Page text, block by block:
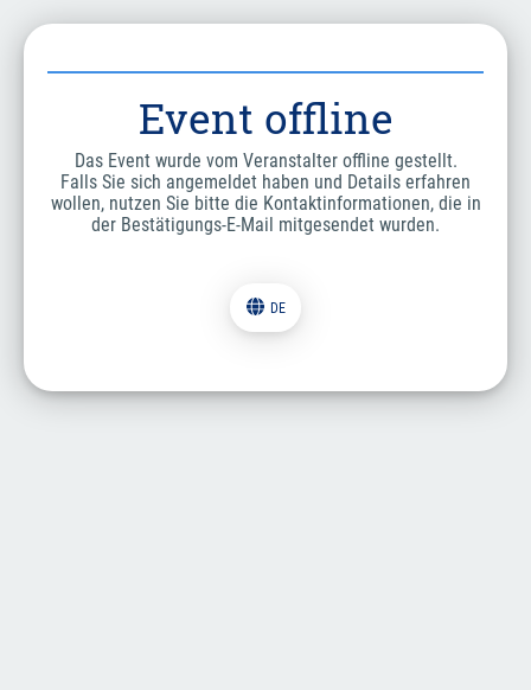
Event offline
Das Event wurde vom Veranstalter offline gestellt.
Falls Sie sich angemeldet haben und Details erfahren
wollen, nutzen Sie bitte die Kontaktinformationen, die in
der Bestätigungs-E-Mail mitgesendet wurden.
DE